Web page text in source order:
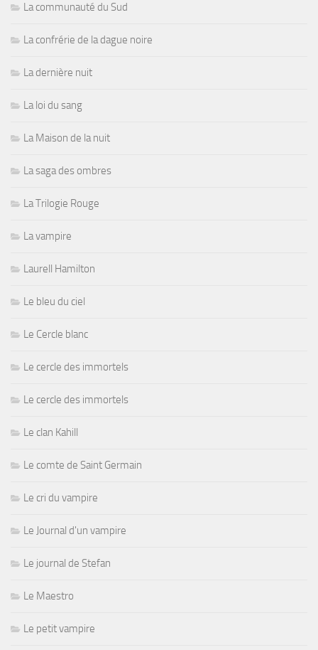
La communauté du Sud
La confrérie de la dague noire
La dernière nuit
La loi du sang
La Maison de la nuit
La saga des ombres
La Trilogie Rouge
La vampire
Laurell Hamilton
Le bleu du ciel
Le Cercle blanc
Le cercle des immortels
Le cercle des immortels
Le clan Kahill
Le comte de Saint Germain
Le cri du vampire
Le Journal d'un vampire
Le journal de Stefan
Le Maestro
Le petit vampire